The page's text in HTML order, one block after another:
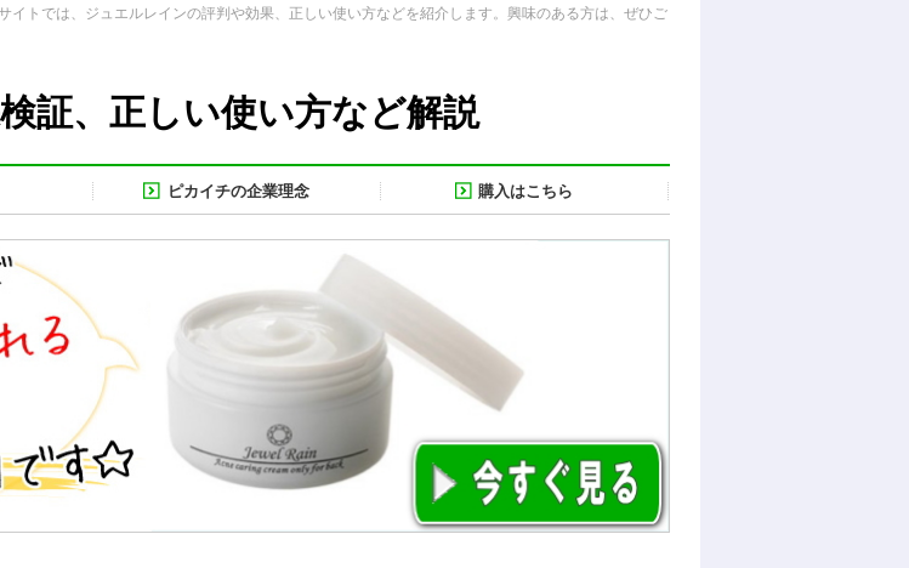
トでは、ジュエルレインの評判や効果、正しい使い方などを紹介します。興味のある方は、ぜひご
証、正しい使い方など解説
ピカイチの企業理念 購入はこちら